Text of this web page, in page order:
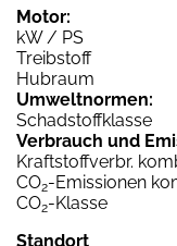
Motor:
kW / PS
Treibstoff
Hubraum
Umweltnormen:
Schadstoffklasse
Verbrauch und
Kraftstoffverbr.
CO2-Emissionen
CO2-Klasse
Standort